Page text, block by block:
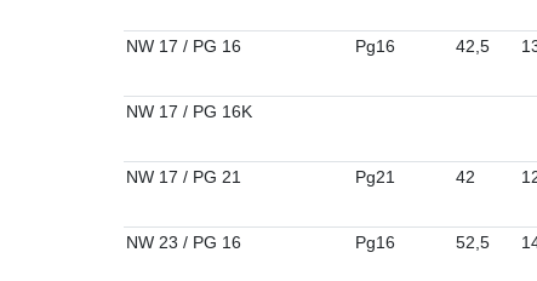
NW 17 / PG 16 Pg16 42,5
NW 17 / PG 16K
NW 17 / PG 21 Pg21 42
NW 23 / PG 16 Pg16 52,5